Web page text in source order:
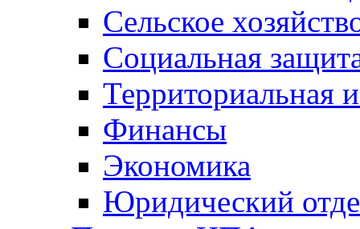
Сельское
Социальная
Территориальная
Финансы
Экономика
Юридический